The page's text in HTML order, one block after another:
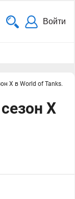
Войти
X в World of Tanks.
X